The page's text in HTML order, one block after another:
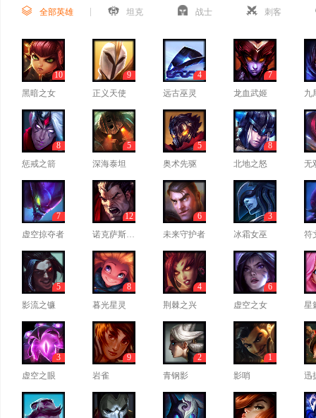
全部英雄 坦克 战士 刺客
黑暗之女
10
正义天使
9
远古巫灵
4
龙血武姬
7
九
惩戒之箭
8
深海泰坦
5
奥术先驱
5
北地之怒
8
无
虚空掠夺者
7
诺克萨斯之手
12
未来守护者
6
冰霜女巫
3
符
影流之镰
5
暮光星灵
8
荆棘之兴
4
虚空之女
6
星
虚空之眼
3
岩雀
9
青钢影
2
影哨
1
迅